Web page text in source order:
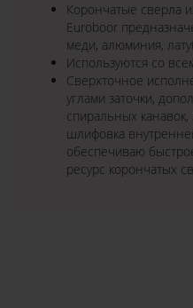
Корончатые сверла
Euroboor
меди, алюминия,
Используются со
Сверхточное
углами заточки,
спиральных
шлифовка
обеспечиваю
ресурс корончатых